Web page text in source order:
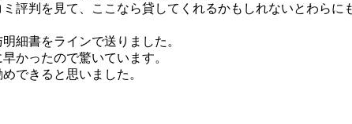
評判を見て、ここなら貸してくれるかもしれないとわら
細書をラインで送りました。
かったので驚いています。
できると思いました。